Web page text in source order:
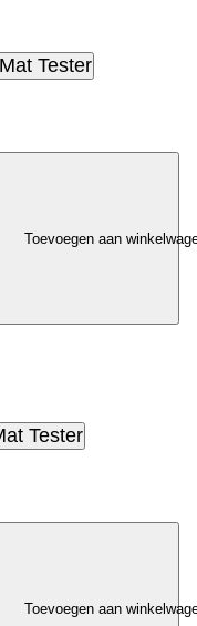
Tester
Toevoegen aan
Tester
Toevoegen aan